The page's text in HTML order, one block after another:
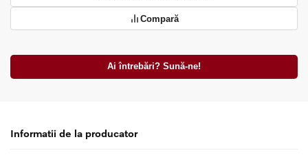
Compară
Ai întrebări? Sună-ne!
Informatii de la producator